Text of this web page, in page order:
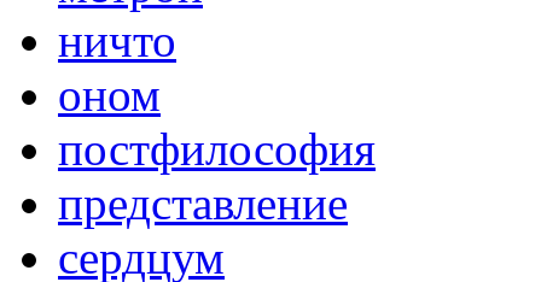
ничто
оном
постфилософия
представление
сердцум